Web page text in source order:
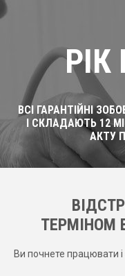
РІК
ВСІ ГАРАНТІЙНІ
І СКЛАДАЮТЬ 12
АКТУ
ТЕРМІНОМ
Ви почнете працювати